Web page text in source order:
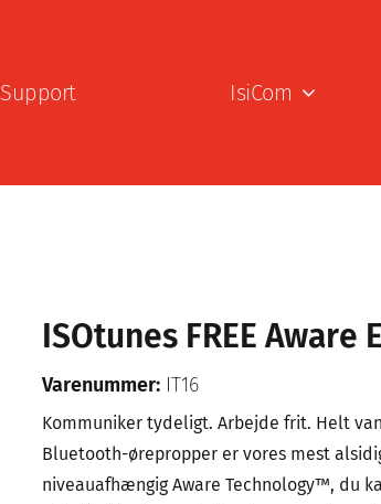
Support IsiCom
ISOtunes FREE Aware
Varenummer: IT16
Kommuniker tydeligt. Arbejde frit. Helt
Bluetooth-ørepropper er vores mest
niveauafhængig Aware Technology™, du